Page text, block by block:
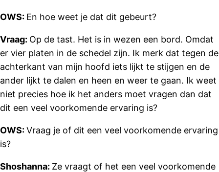
OWS: En hoe weet je dat dit gebeurt?
Vraag: Op de tast. Het is in wezen een bord. Omdat
er vier platen in de schedel zijn. Ik merk dat tegen de
achterkant van mijn hoofd iets lijkt te stijgen en de
ander lijkt te dalen en heen en weer te gaan. Ik weet
niet precies hoe ik het anders moet vragen dan dat
dit een veel voorkomende ervaring is?
OWS:Vraag je of dit een veel voorkomende ervaring
is?
Shoshanna: Ze vraagt ​​of het een veel voorkomende